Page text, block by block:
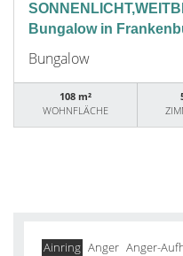
Bungalow in
Bungalow
108 m²
WOHNFLÄCHE
Ainring Anger Anger-